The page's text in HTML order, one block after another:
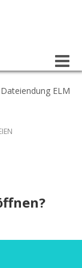
Toggle
Dateiendung ELM